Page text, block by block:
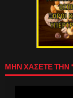
ΜΗΝ ΧΑΣΕΤΕ ΤΗΝ